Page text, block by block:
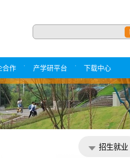
合作 · 产学研平台 · 下载中心
招生就业